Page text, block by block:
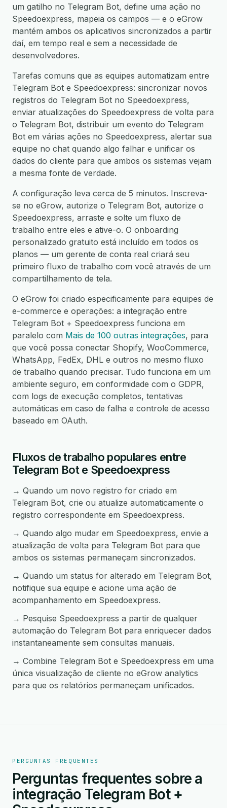
um gatilho no Telegram Bot, define uma ação no
Speedoexpress, mapeia os campos — e o eGrow
mantém ambos os aplicativos sincronizados a partir
daí, em tempo real e sem a necessidade de
desenvolvedores.
Tarefas comuns que as equipes automatizam entre
Telegram Bot e Speedoexpress: sincronizar novos
registros do Telegram Bot no Speedoexpress,
enviar atualizações do Speedoexpress de volta para
o Telegram Bot, distribuir um evento do Telegram
Bot em várias ações no Speedoexpress, alertar sua
equipe no chat quando algo falhar e unificar os
dados do cliente para que ambos os sistemas vejam
a mesma fonte de verdade.
A configuração leva cerca de 5 minutos. Inscreva-
se no eGrow, autorize o Telegram Bot, autorize o
Speedoexpress, arraste e solte um fluxo de
trabalho entre eles e ative-o. O onboarding
personalizado gratuito está incluído em todos os
planos — um gerente de conta real criará seu
primeiro fluxo de trabalho com você através de um
compartilhamento de tela.
O eGrow foi criado especificamente para equipes de
e-commerce e operações: a integração entre
Telegram Bot + Speedoexpress funciona em
paralelo com Mais de 100 outras integrações, para
que você possa conectar Shopify, WooCommerce,
WhatsApp, FedEx, DHL e outros no mesmo fluxo
de trabalho quando precisar. Tudo funciona em um
ambiente seguro, em conformidade com o GDPR,
com logs de execução completos, tentativas
automáticas em caso de falha e controle de acesso
baseado em OAuth.
Fluxos de trabalho populares entre
Telegram Bot e Speedoexpress
→ Quando um novo registro for criado em
Telegram Bot, crie ou atualize automaticamente o
registro correspondente em Speedoexpress.
→ Quando algo mudar em Speedoexpress, envie a
atualização de volta para Telegram Bot para que
ambos os sistemas permaneçam sincronizados.
→ Quando um status for alterado em Telegram Bot,
notifique sua equipe e acione uma ação de
acompanhamento em Speedoexpress.
→ Pesquise Speedoexpress a partir de qualquer
automação do Telegram Bot para enriquecer dados
instantaneamente sem consultas manuais.
→ Combine Telegram Bot e Speedoexpress em uma
única visualização de cliente no eGrow analytics
para que os relatórios permaneçam unificados.
PERGUNTAS FREQUENTES
Perguntas frequentes sobre a
integração Telegram Bot +